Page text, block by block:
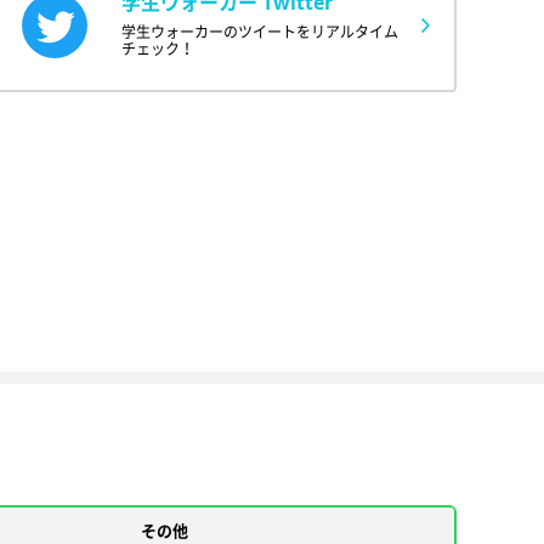
学生ウォーカーのツイートをリアルタイム
チェック！
その他